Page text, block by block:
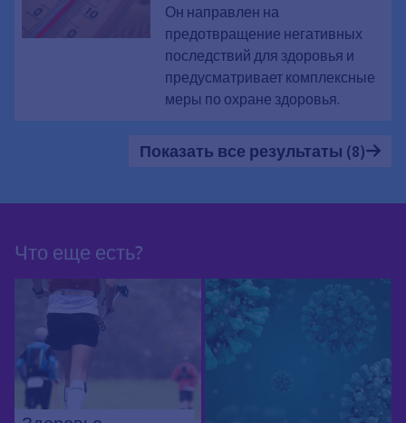
Он направлен на
предотвращение негативных
последствий для здоровья и
предусматривает комплексные
меры по охране здоровья.
Показать все результаты (8)
Что еще есть?